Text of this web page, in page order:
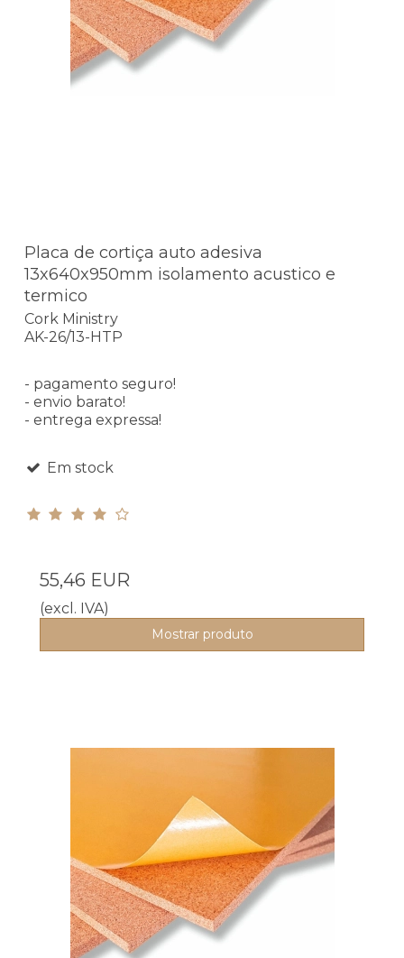
Placa de cortiça auto adesiva
13x640x950mm isolamento acustico e
termico
Cork Ministry
AK-26/13-HTP
- pagamento seguro!
- envio barato!
- entrega expressa!
Em stock
55,46 EUR
(excl. IVA)
Mostrar produto